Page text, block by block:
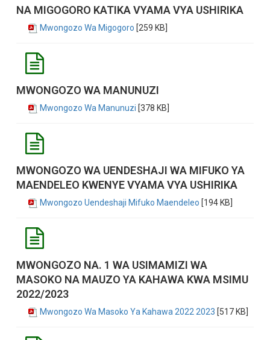
NA MIGOGORO KATIKA VYAMA VYA USHIRIKA
Mwongozo Wa Migogoro [259 KB]
MWONGOZO WA MANUNUZI
Mwongozo Wa Manunuzi [378 KB]
MWONGOZO WA UENDESHAJI WA MIFUKO YA
MAENDELEO KWENYE VYAMA VYA USHIRIKA
Mwongozo Uendeshaji Mifuko Maendeleo [194 KB]
MWONGOZO NA. 1 WA USIMAMIZI WA
MASOKO NA MAUZO YA KAHAWA KWA MSIMU
2022/2023
Mwongozo Wa Masoko Ya Kahawa 2022 2023 [517 KB]